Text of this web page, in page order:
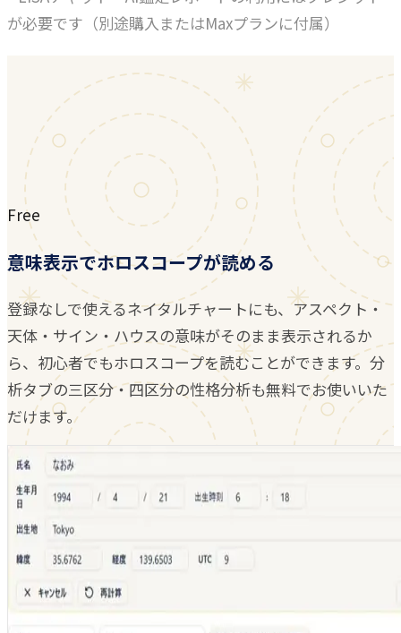
が必要です（別途購入またはMaxプランに付属）
Free
意味表示でホロスコープが読める
登録なしで使えるネイタルチャートにも、アスペクト・
天体・サイン・ハウスの意味がそのまま表示されるか
ら、初心者でもホロスコープを読むことができます。分
析タブの三区分・四区分の性格分析も無料でお使いいた
だけます。